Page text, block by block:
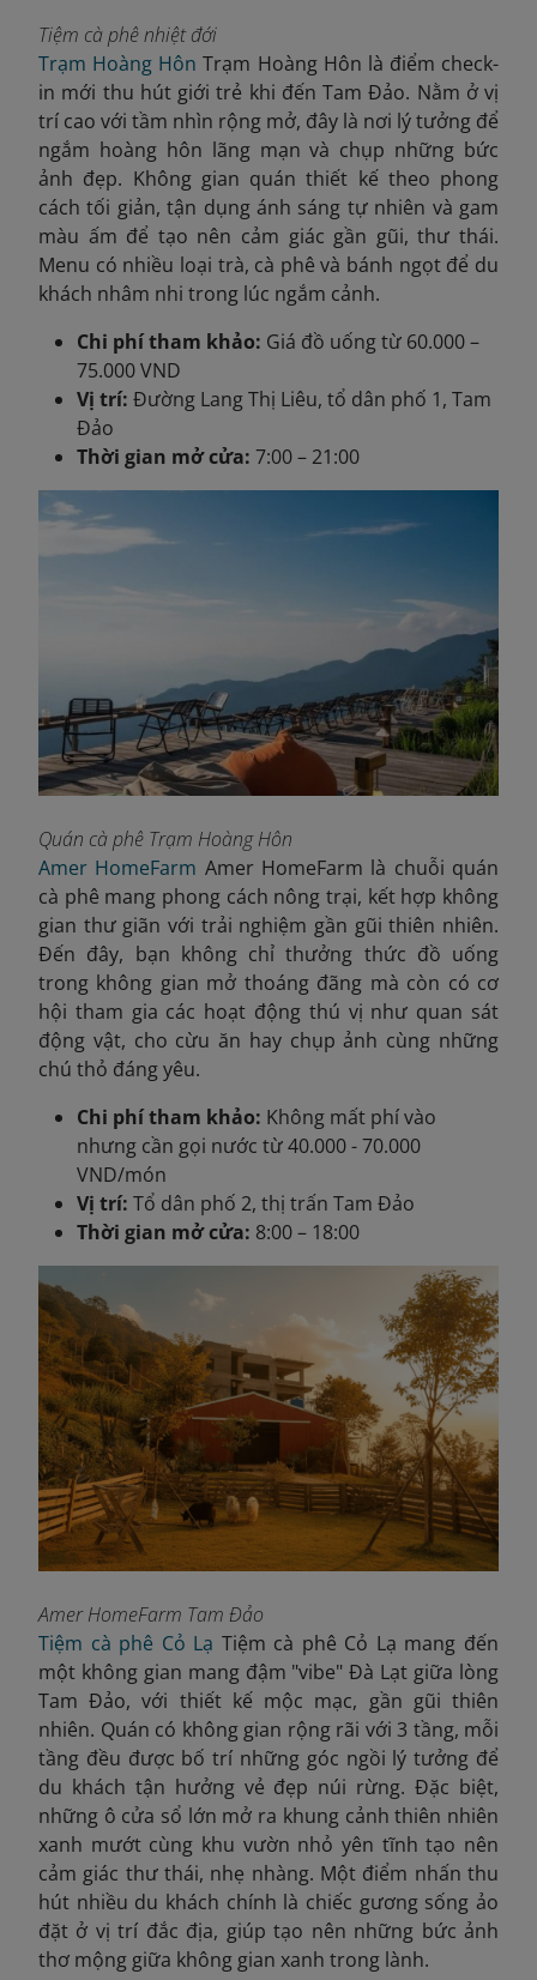
Tiệm cà phê nhiệt đới
Trạm Hoàng HônTrạm Hoàng Hôn là điểm check-
in mới thu hút giới trẻ khi đến Tam Đảo. Nằm ở vị
trí cao với tầm nhìn rộng mở, đây là nơi lý tưởng để
ngắm hoàng hôn lãng mạn và chụp những bức
ảnh đẹp. Không gian quán thiết kế theo phong
cách tối giản, tận dụng ánh sáng tự nhiên và gam
màu ấm để tạo nên cảm giác gần gũi, thư thái.
Menu có nhiều loại trà, cà phê và bánh ngọt để du
khách nhâm nhi trong lúc ngắm cảnh.
Chi phí tham khảo: Giá đồ uống từ 60.000 –
75.000 VND
Vị trí: Đường Lang Thị Liêu, tổ dân phố 1, Tam
Đảo
Thời gian mở cửa: 7:00 – 21:00
Quán cà phê Trạm Hoàng Hôn
Amer HomeFarm Amer HomeFarm là chuỗi quán
cà phê mang phong cách nông trại, kết hợp không
gian thư giãn với trải nghiệm gần gũi thiên nhiên.
Đến đây, bạn không chỉ thưởng thức đồ uống
trong không gian mở thoáng đãng mà còn có cơ
hội tham gia các hoạt động thú vị như quan sát
động vật, cho cừu ăn hay chụp ảnh cùng những
chú thỏ đáng yêu.
Chi phí tham khảo: Không mất phí vào
nhưng cần gọi nước từ 40.000 - 70.000
VND/món
Vị trí: Tổ dân phố 2, thị trấn Tam Đảo
Thời gian mở cửa: 8:00 – 18:00
Amer HomeFarm Tam Đảo
Tiệm cà phê Cỏ Lạ Tiệm cà phê Cỏ Lạ mang đến
một không gian mang đậm "vibe" Đà Lạt giữa lòng
Tam Đảo, với thiết kế mộc mạc, gần gũi thiên
nhiên. Quán có không gian rộng rãi với 3 tầng, mỗi
tầng đều được bố trí những góc ngồi lý tưởng để
du khách tận hưởng vẻ đẹp núi rừng. Đặc biệt,
những ô cửa sổ lớn mở ra khung cảnh thiên nhiên
xanh mướt cùng khu vườn nhỏ yên tĩnh tạo nên
cảm giác thư thái, nhẹ nhàng. Một điểm nhấn thu
hút nhiều du khách chính là chiếc gương sống ảo
đặt ở vị trí đắc địa, giúp tạo nên những bức ảnh
thơ mộng giữa không gian xanh trong lành.